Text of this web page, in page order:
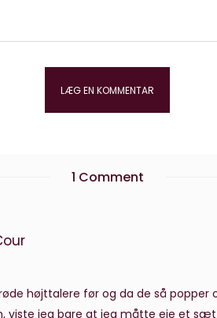
1 Comment
højttalere før og da de så popper
viste jeg bare at jeg måtte eje et